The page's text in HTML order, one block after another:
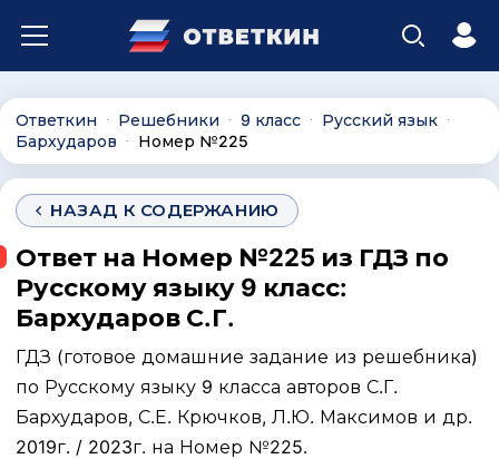
Ответкин ∙ Решебники ∙ 9 класс ∙ Русский язык ∙
Бархударов ∙ Номер №225
НАЗАД К СОДЕРЖАНИЮ
Ответ на Номер №225 из ГДЗ по
Русскому языку 9 класс:
Бархударов С.Г.
ГДЗ (готовое домашние задание из решебника)
по Русскому языку 9 класса авторов С.Г.
Бархударов, С.Е. Крючков, Л.Ю. Максимов и др.
2019г. / 2023г. на Номер №225.